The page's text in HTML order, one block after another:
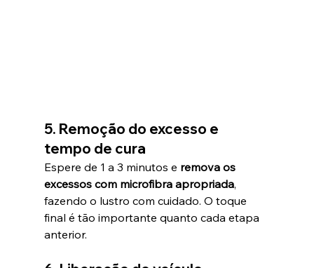
5. Remoção do excesso e
tempo de cura
Espere de 1 a 3 minutos e remova os
excessos com microfibra apropriada,
fazendo o lustro com cuidado. O toque
final é tão importante quanto cada etapa
anterior.